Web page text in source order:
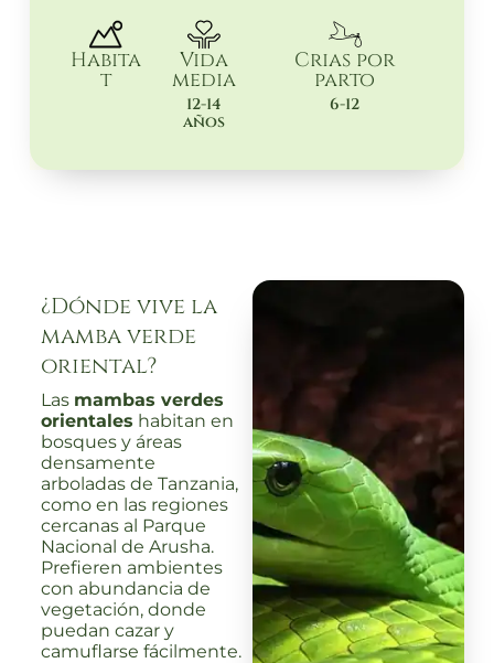
Habita
t
Vida
media
12-14
años
Crias por
parto
6-12
¿Dónde vive la
mamba verde
oriental?
Las mambas verdes
orientales habitan en
bosques y áreas
densamente
arboladas de Tanzania,
como en las regiones
cercanas al Parque
Nacional de Arusha.
Prefieren ambientes
con abundancia de
vegetación, donde
puedan cazar y
camuflarse fácilmente.